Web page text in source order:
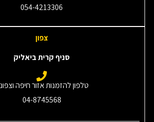
054-4213306
צפון
סניף קרית ביאליק
טלפון להזמנות אזור חיפה
04-8745568